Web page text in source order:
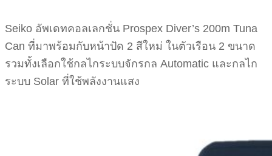
Seiko อัพเดทคอลเลกชั่น Prospex Diver’s 200m Tuna
Can ที่มาพร้อมกับหน้าปัด 2 สีใหม่ ในตัวเรือน 2 ขนาด
รวมทั้งเลือกใช้กลไกระบบจักรกล Automatic และกลไก
ระบบ Solar ที่ใช้พลังงานแสง